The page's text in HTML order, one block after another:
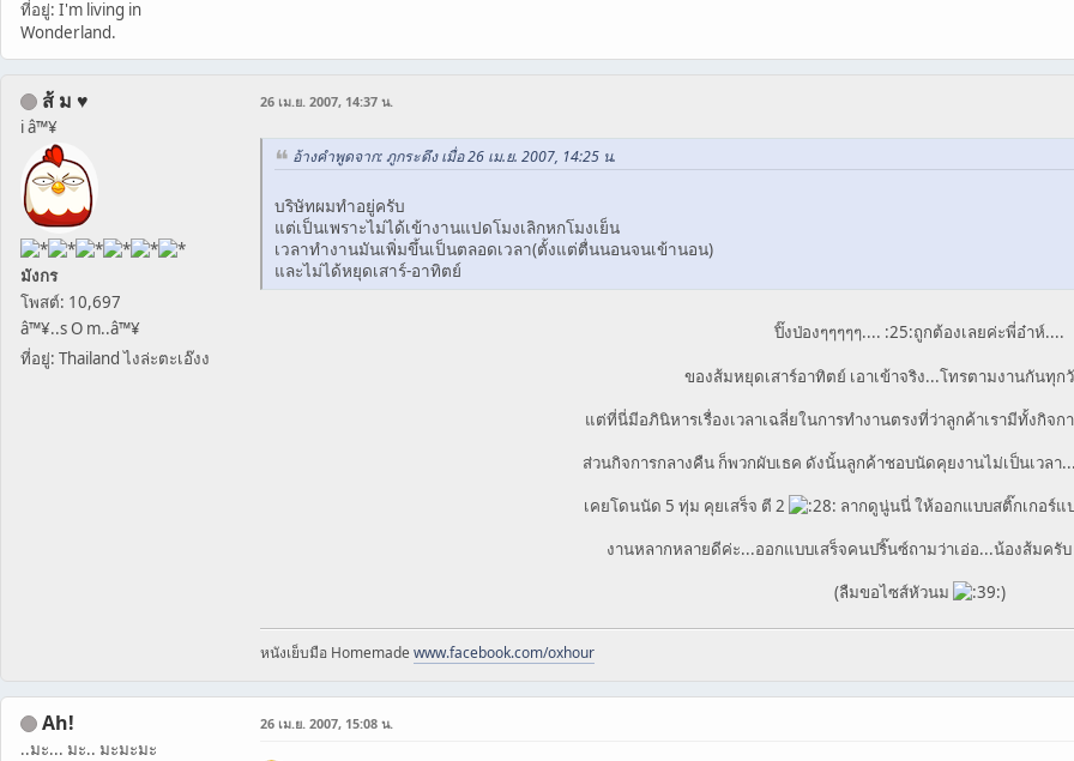
ที่อยู่: I'm living in
Wonderland.
ส้ ม ♥
i â™¥
มังกร
โพสต์: 10,697
â™¥..s O m..â™¥
ที่อยู่: Thailand ไงล่ะตะเอ๊งง
26 เม.ย. 2007, 14:37 น.
อ้างคำพูดจาก: ภูกระดึง เมื่อ 26 เม.ย. 2007, 14:25 น.
บริษัทผมทำอยู่ครับ
แต่เป็นเพราะไม่ได้เข้างานแปดโมงเลิกหกโมงเย็น
เวลาทำงานมันเพิ่มขึ้นเป็นตลอดเวลา(ตั้งแต่ตื่นนอนจนเข้านอน)
และไม่ได้หยุดเสาร์-อาทิตย์
ปิ๊งป่องๆๆๆๆๆ.... :25:ถูกต้องเลยค่ะพี่อ๋าห์....
ของส้มหยุดเสาร์อาทิตย์ เอาเข้าจริง...โทรตามงานกันทุก
แต่ที่นี่มีอภินิหารเรื่องเวลาเฉลี่ยในการทำงานตรงที่ว่าลูกค้าเรามีทั้งกิจก
ส่วนกิจการกลางคืน ก็พวกผับเธค ดังนั้นลูกค้าชอบนัดคุยงานไม่เป็นเวลา
เคยโดนนัด 5 ทุ่ม คุยเสร็จ ตี 2
ลากดูนู่นนี่ ให้ออกแบบสติ๊กเกอร์
งานหลากหลายดีค่ะ...ออกแบบเสร็จคนปริ๊นซ์ถามว่าเอ่อ...น้องส้มครั
(ลืมขอไซส์หัวนม
)
หนังเย็บมือ Homemade www.facebook.com/oxhour
Ah!
..มะ... มะ.. มะมะมะ
26 เม.ย. 2007, 15:08 น.